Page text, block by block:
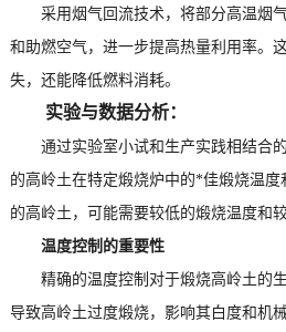
采用烟气回流技术，将部分高温烟
和助燃空气，进一步提高热量利用率。
失，还能降低燃料消耗。
实验与数据分析：
通过实验室小试和生产实践相结合
的高岭土在特定煅烧炉中的*佳煅烧温
的高岭土，可能需要较低的煅烧温度和
温度控制的重要性
精确的温度控制对于煅烧高岭土的
导致高岭土过度煅烧，影响其白度和机